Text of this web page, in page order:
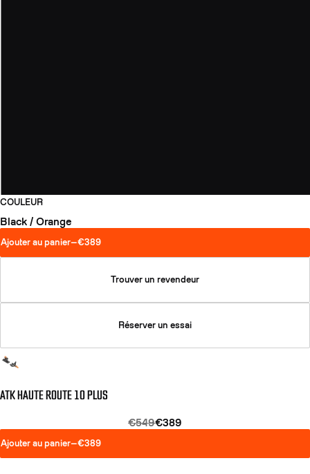
COULEUR
Black / Orange
Ajouter au panier—€389
Trouver un revendeur
Réserver un essai
ATK HAUTE ROUTE 10 PLUS
€549€389
Ajouter au panier—€389